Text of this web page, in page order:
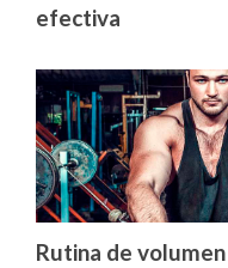
efectiva
Rutina de